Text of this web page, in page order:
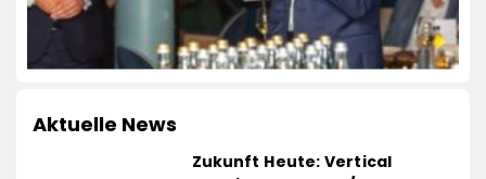
Aktuelle News
Zukunft Heute: Vertical